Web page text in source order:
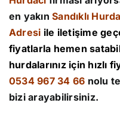
en yakınSandıklı
Adresi ile iletişime
fiyatlarla hemen
hurdalarınız için
0534 967 34 66 nolu
bizi arayabilirsiniz.